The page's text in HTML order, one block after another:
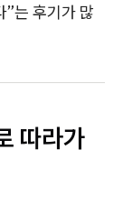
”는 후기가 많
따라가